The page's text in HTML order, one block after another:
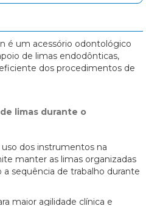
é um acessório odontológico
de limas endodônticas,
dos procedimentos de
limas durante o
dos instrumentos na
manter as limas organizadas
a sequência de trabalho durante
maior agilidade clínica e